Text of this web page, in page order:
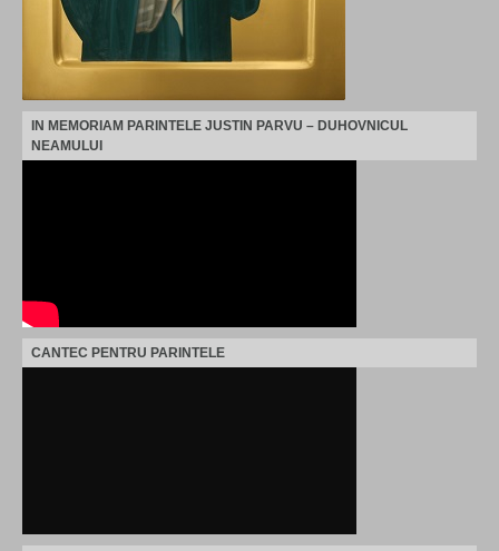
IN MEMORIAM PARINTELE JUSTIN PARVU – DUHOVNICUL
NEAMULUI
CANTEC PENTRU PARINTELE